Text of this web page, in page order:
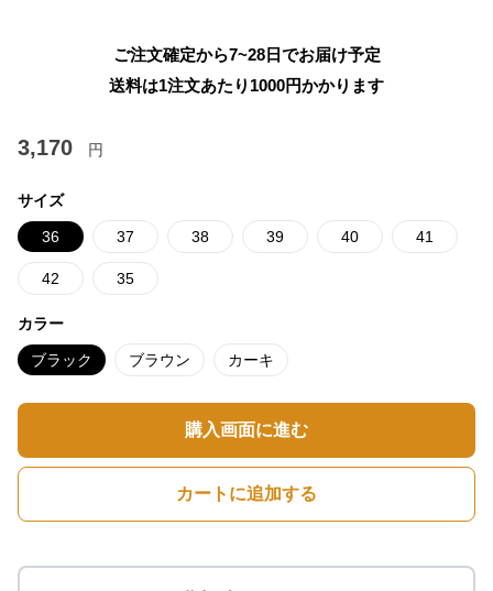
ご注文確定から7~28日でお届け予定
送料は1注文あたり 1000円かかります
3,170 円
サイズ
36 37 38 39 40 41
42 35
カラー
ブラック ブラウン カーキ
購入画面に進む
カートに追加する